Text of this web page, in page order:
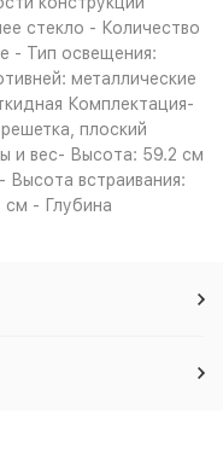
стекло - Количество
- Тип освещения:
металлические
Комплектация-
плоский
и вес- Высота: 59.2 см
встраивания:
- Глубина